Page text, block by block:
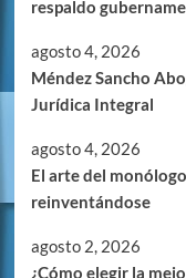
respaldo
agosto 4, 2026
Méndez Sancho
Jurídica Integral
agosto 4, 2026
El arte del
reinventándose
agosto 2, 2026
¿Cómo elegir la